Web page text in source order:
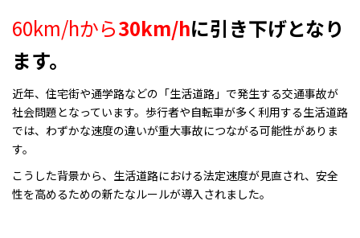
60km/hから30km/hに引き下げとなり
ます。
近年、住宅街や通学路などの「生活道路」で発生する交通事故が
社会問題となっています。歩行者や自転車が多く利用する生活道路
では、わずかな速度の違いが重大事故につながる可能性がありま
す。
こうした背景から、生活道路における法定速度が見直され、安全
性を高めるための新たなルールが導入されました。